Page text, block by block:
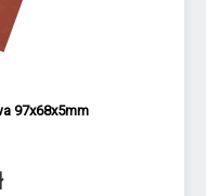
97x68x5mm